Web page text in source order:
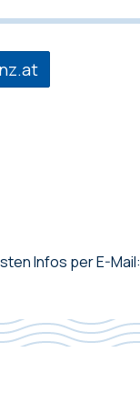
Infos per E-Mail: